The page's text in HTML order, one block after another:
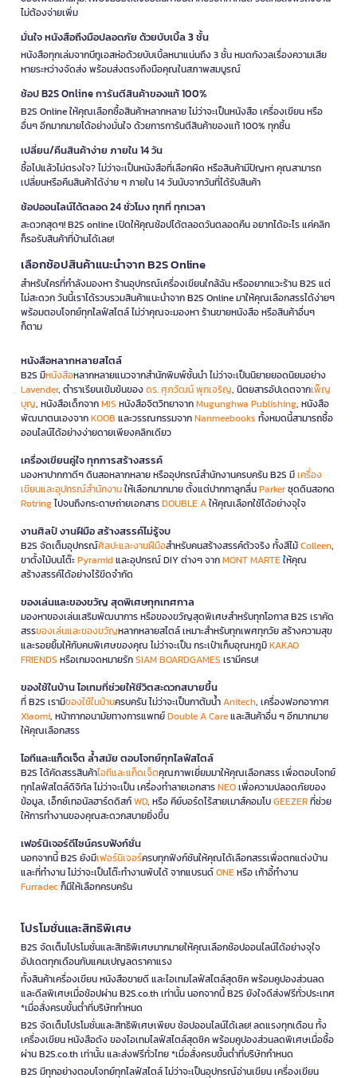
ไม่ต้องจ่ายเพิ่ม
มั่นใจ หนังสือถึงมือปลอดภัย ด้วยบับเบิ้ล 3 ชั้น
หนังสือทุกเล่มจากบีทูเอสห่อด้วยบับเบิ้ลหนาแน่นถึง 3 ชั้น หมดกังวลเรื่องความเสีย
หายระหว่างจัดส่ง พร้อมส่งตรงถึงมือคุณในสภาพสมบูรณ์
ช้อป B2S Online การันตีสินค้าของแท้ 100%
B2S Online ให้คุณเลือกซื้อสินค้าหลากหลาย ไม่ว่าจะเป็นหนังสือ เครื่องเขียน หรือ
อื่นๆ อีกมากมายได้อย่างมั่นใจ ด้วยการการันตีสินค้าของแท้ 100% ทุกชิ้น
เปลี่ยน/คืนสินค้าง่าย ภายใน 14 วัน
ซื้อไปแล้วไม่ตรงใจ? ไม่ว่าจะเป็นหนังสือที่เลือกผิด หรือสินค้ามีปัญหา คุณสามารถ
เปลี่ยนหรือคืนสินค้าได้ง่าย ๆ ภายใน 14 วันนับจากวันที่ได้รับสินค้า
ช้อปออนไลน์ได้ตลอด 24 ชั่วโมง ทุกที่ ทุกเวลา
สะดวกสุดๆ! B2S online เปิดให้คุณช้อปได้ตลอดวันตลอดคืน อยากได้อะไร แค่คลิก
ก็รอรับสินค้าที่บ้านได้เลย!
เลือกช้อปสินค้าแนะนำจาก B2S Online
สำหรับใครที่กำลังมองหา ร้านอุปกรณ์เครื่องเขียนใกล้ฉัน หรืออยากแวะร้าน B2S แต่
ไม่สะดวก วันนี้เราได้รวบรวมสินค้าแนะนำจาก B2S Online มาให้คุณเลือกสรรได้ง่ายๆ
พร้อมตอบโจทย์ทุกไลฟ์สไตล์ ไม่ว่าคุณจะมองหา ร้านขายหนังสือ หรือสินค้าอื่นๆ
ก็ตาม
หนังสือหลากหลายสไตล์
B2S มีหนังสือหลากหลายแนวจากสำนักพิมพ์ชั้นนำ ไม่ว่าจะเป็นนิยายยอดนิยมอย่าง
Lavender, ตำราเรียนเข้มข้นของดร. ศุภวัฒน์ พุกเจริญ, นิตยสารอัปเดตจากเพ็ญ
บุญ, หนังสือเด็กจากMIS หนังสือจิตวิทยาจากMugunghwa Publishing, หนังสือ
พัฒนาตนเองจากKOOB และวรรณกรรมจากNanmeebooks ทั้งหมดนี้สามารถซื้อ
ออนไลน์ได้อย่างง่ายดายเพียงคลิกเดียว
เครื่องเขียนคู่ใจ ทุกการสร้างสรรค์
มองหาปากกาดีๆ ดินสอหลากหลาย หรืออุปกรณ์สำนักงานครบครัน B2S มีเครื่อง
เขียนและอุปกรณ์สำนักงานให้เลือกมากมาย ตั้งแต่ปากกาลูกลื่นParkerชุดดินสอกด
Rotringไปจนถึงกระดาษถ่ายเอกสารDOUBLE Aให้คุณเลือกใช้ได้อย่างจุใจ
งานศิลป์ งานฝีมือ สร้างสรรค์ไม่รู้จบ
B2S จัดเต็มอุปกรณ์ศิลปะและงานฝีมือสำหรับคนสร้างสรรค์ตัวจริง ทั้งสีไม้Colleen,
ขาตั้งไม้บนโต๊ะPyramidและอุปกรณ์ DIY ต่างๆ จากMONT MARTEให้คุณ
สร้างสรรค์ได้อย่างไร้ขีดจำกัด
ของเล่นและของขวัญ สุดพิเศษทุกเทศกาล
มองหาของเล่นเสริมพัฒนาการ หรือของขวัญสุดพิเศษสำหรับทุกโอกาส B2S เราคัด
สรรของเล่นและของขวัญหลากหลายสไตล์ เหมาะสำหรับทุกเพศทุกวัย สร้างความสุข
และรอยยิ้มให้กับคนพิเศษของคุณ ไม่ว่าจะเป็น กระเป๋าเก็บอุณหภูมิKAKAO
FRIENDS หรือเกมจดหมายรักSIAM BOARDGAMES เรามีครบ!
ของใช้ในบ้าน ไอเทมที่ช่วยให้ชีวิตสะดวกสบายขึ้น
ที่ B2S เรามีของใช้ในบ้านครบครัน ไม่ว่าจะเป็นกาต้มน้ำAnitech, เครื่องฟอกอากาศ
Xiaomi, หน้ากากอนามัยทางการแพทย์Double A Careและสินค้าอื่น ๆ อีกมากมาย
ให้คุณเลือกสรร
ไอทีและแก็ดเจ็ต ล้ำสมัย ตอบโจทย์ทุกไลฟ์สไตล์
B2S ได้คัดสรรสินค้าไอทีและแก็ดเจ็ตคุณภาพเยี่ยมมาให้คุณเลือกสรร เพื่อตอบโจทย์
ทุกไลฟ์สไตล์ดิจิทัล ไม่ว่าจะเป็น เครื่องทำลายเอกสารNEOเพื่อความปลอดภัยของ
ข้อมูล, เอ็กซ์เทอนัลฮาร์ดดิสก์WD, หรือ คีย์บอร์ดไร้สายเมาส์คอมโบGEEZERที่ช่วย
ให้การทำงานของคุณสะดวกสบายยิ่งขึ้น
เฟอร์นิเจอร์ดีไซน์ครบฟังก์ชั่น
นอกจากนี้ B2S ยังมีเฟอร์นิเจอร์ครบทุกฟังก์ชันให้คุณได้เลือกสรรเพื่อตกแต่งบ้าน
และที่ทำงาน ไม่ว่าจะเป็นโต๊ะทำงานพับได้ จากแบรนด์ONEหรือ เก้าอี้ทำงาน
Furradecก็มีให้เลือกครบครัน
โปรโมชั่นและสิทธิพิเศษ
B2S จัดเต็มโปรโมชั่นและสิทธิพิเศษมากมายให้คุณเลือกช้อปออนไลน์ได้อย่างจุใจ
อัปเดตทุกเดือนกับแคมเปญลดราคาแรง
ทั้งสินค้าเครื่องเขียน หนังสือขายดี และไอเทมไลฟ์สไตล์สุดชิค พร้อมคูปองส่วนลด
และดีลพิเศษเมื่อช้อปผ่าน B2S.co.th เท่านั้น นอกจากนี้ B2S ยังใจดีส่งฟรีทั่วประเทศ
*เมื่อสั่งครบขั้นต่ำที่บริษัทกำหนด
B2S จัดเต็มโปรโมชั่นและสิทธิพิเศษเพียบ ช้อปออนไลน์ได้เลย! ลดแรงทุกเดือน ทั้ง
เครื่องเขียน หนังสือดัง ของไอเทมไลฟ์สไตล์สุดชิค พร้อมคูปองส่วนลดพิเศษเมื่อซื้อ
ผ่าน B2S.co.th เท่านั้น และส่งฟรีทั่วไทย *เมื่อสั่งครบขั้นต่ำที่บริษัทกำหนด
B2S มีทุกอย่างตอบโจทย์ทุกไลฟ์สไตล์ ไม่ว่าจะเป็นอุปกรณ์อ่านเขียน เครื่องเขียน